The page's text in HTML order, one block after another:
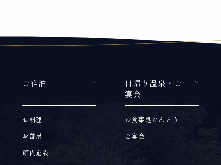
ご宿泊
お料理
お部屋
館内施設
日帰り温泉・ご
宴会
お食事処たんとう
ご宴会